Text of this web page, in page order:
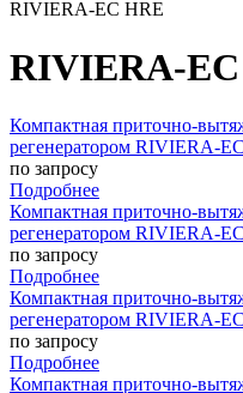
RIVIERA-EC HRE
RIVIERA-
Компактная приточно-
регенератором RIVIERA-
по запросу
Подробнее
Компактная приточно-
регенератором RIVIERA-
по запросу
Подробнее
Компактная приточно-
регенератором RIVIERA-
по запросу
Подробнее
Компактная приточно-